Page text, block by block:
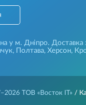
у м. Дніпро. Доставка
Полтава, Херсон,
ТОВ «Восток IT» /